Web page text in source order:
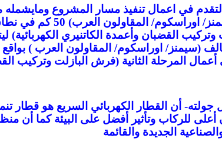
التقدم في اعمال تنفيذ مسار المشروع
المرحلة الثانية (فرش البازلت وتركيب
جولته- أن القطار الكهربائي السريع هو
للركاب وتأثير أفضل على البيئة كما أن
الجديدة والقائمة